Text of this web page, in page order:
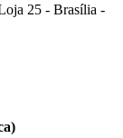
25 - Brasília -